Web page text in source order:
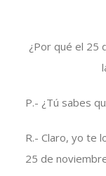
¿Por qué el 25
P.- ¿Tú sabes
R.- Claro, yo te
25 de